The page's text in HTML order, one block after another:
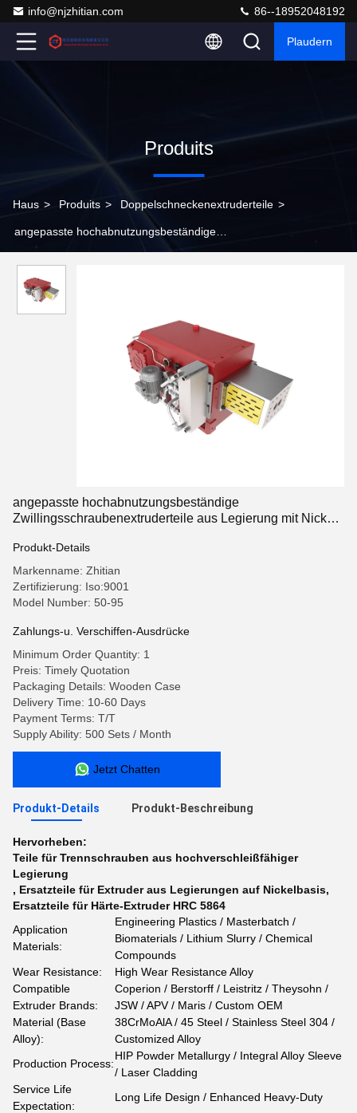
info@njzhitian.com 86--18952048192
Plaudern
Produits
Haus > Produits > Doppelschneckenextruderteile >
angepasste hochabnutzungsbeständige
und HRC 58 ∼64-Härte
angepasste hochabnutzungsbeständige
Zwillingsschraubenextruderteile aus Legierung mit Nickel-
Produkt-Details
Markenname: Zhitian
Zertifizierung: Iso:9001
Model Number: 50-95
Zahlungs-u. Verschiffen-Ausdrücke
Minimum Order Quantity: 1
Preis: Timely Quotation
Packaging Details: Wooden Case
Delivery Time: 10-60 Days
Payment Terms: T/T
Supply Ability: 500 Sets / Month
Jetzt Chatten
Produkt-Details Produkt-Beschreibung
Hervorheben:
Teile für Trennschrauben aus hochverschleißfähiger
Legierung
, Ersatzteile für Extruder aus Legierungen auf Nickelbasis,
Ersatzteile für Härte-Extruder HRC 58­64
Application
Materials:
Engineering Plastics / Masterbatch /
Biomaterials / Lithium Slurry / Chemical
Compounds
Wear Resistance:
High Wear Resistance Alloy
Compatible
Extruder Brands:
Coperion / Berstorff / Leistritz / Theysohn /
JSW / APV / Maris / Custom OEM
Material (Base
Alloy):
38CrMoAlA / 45 Steel / Stainless Steel 304 /
Customized Alloy
Production Process:
HIP Powder Metallurgy / Integral Alloy Sleeve
/ Laser Cladding
Service Life
Expectation:
Long Life Design / Enhanced Heavy-Duty